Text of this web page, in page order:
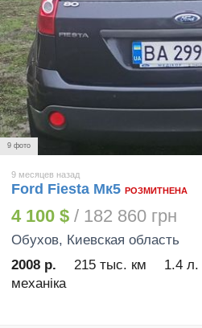
9 фото
9 месяцев назад
Ford Fiesta Мк5 РОЗМИТНЕНА
4 100 $ / 182 860 грн
Обухов, Киевская область
2008 р.
215 тыс. км 1.4 л.
механіка